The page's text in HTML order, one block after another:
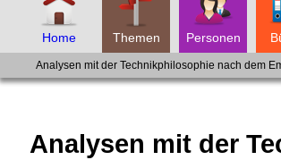
Home Themen Personen
Analysen mit der Technikphilosophie nach dem
Analysen mit der